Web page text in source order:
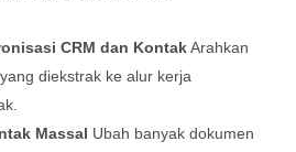
CRM dan KontakArahkan
diekstrak ke alur kerja
Massal Ubah banyak dokumen